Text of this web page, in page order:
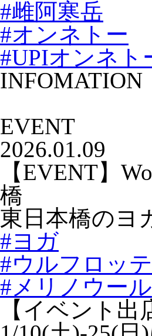
#雌阿寒岳
#オンネトー
#UPIオンネト
INFOMATION
EVENT
2026.01.09
【EVENT】
橋
東日本橋のヨ
#ヨガ
#ウルフロッテ
#メリノウール
【イベント出